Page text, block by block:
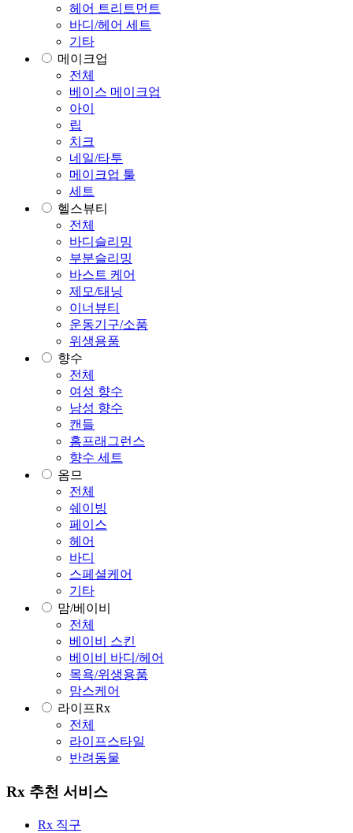
헤어 트리트먼트
바디/헤어 세트
기타
메이크업
전체
베이스 메이크업
아이
립
치크
네일/타투
메이크업 툴
세트
헬스뷰티
전체
바디슬리밍
부분슬리밍
바스트 케어
제모/태닝
이너뷰티
운동기구/소품
위생용품
향수
전체
여성 향수
남성 향수
캔들
홈프래그런스
향수 세트
옴므
전체
쉐이빙
페이스
헤어
바디
스페셜케어
기타
맘/베이비
전체
베이비 스킨
베이비 바디/헤어
목욕/위생용품
맘스케어
라이프Rx
전체
라이프스타일
반려동물
Rx 추천 서비스
Rx 직구